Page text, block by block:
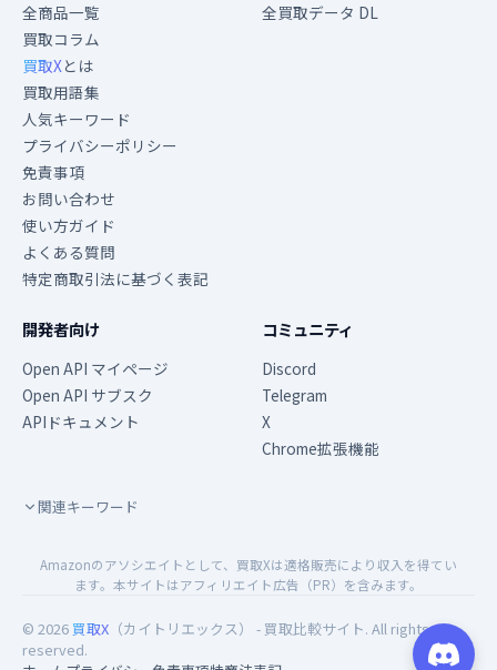
全商品一覧
買取コラム
買取Xとは
買取用語集
人気キーワード
プライバシーポリシー
免責事項
お問い合わせ
使い方ガイド
よくある質問
特定商取引法に基づく表記
全買取データ DL
開発者向け
Open API マイページ
Open API サブスク
APIドキュメント
コミュニティ
Discord
Telegram
X
Chrome拡張機能
関連キーワード
Amazonのアソシエイトとして、買取Xは適格販売により収入を得てい
ます。本サイトはアフィリエイト広告（PR）を含みます。
© 2026 買取X （カイトリエックス） - 買取比較サイト. All rights
reserved.